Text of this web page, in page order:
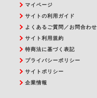
マイページ
サイトの利用ガイド
よくあるご質問／お問合わせ
サイト利用規約
特商法に基づく表記
プライバシーポリシー
サイトポリシー
企業情報